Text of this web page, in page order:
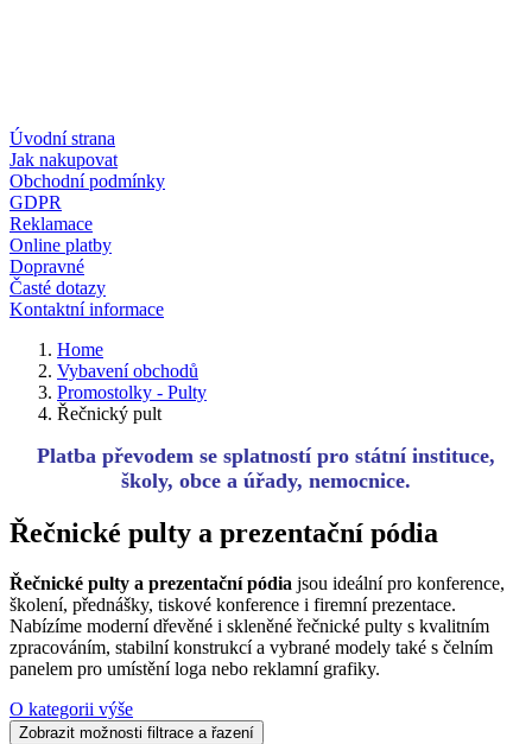
Úvodní strana
Jak nakupovat
Obchodní podmínky
GDPR
Reklamace
Online platby
Dopravné
Časté dotazy
Kontaktní informace
Home
Vybavení obchodů
Promostolky - Pulty
Řečnický pult
Platba převodem se splatností pro státní instituce,
školy, obce a úřady, nemocnice.
Řečnické pulty a prezentační pódia
Řečnické pulty a prezentační pódia jsou ideální pro konference,
školení, přednášky, tiskové konference i firemní prezentace.
Nabízíme moderní dřevěné i skleněné řečnické pulty s kvalitním
zpracováním, stabilní konstrukcí a vybrané modely také s čelním
panelem pro umístění loga nebo reklamní grafiky.
O kategorii výše